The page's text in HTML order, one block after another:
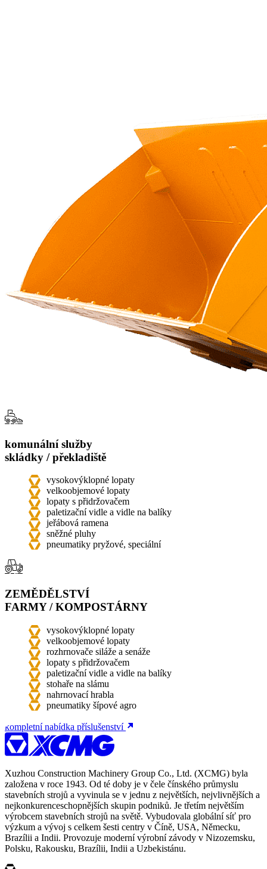
komunální služby
skládky / překladiště
vysokovýklopné lopaty
velkoobjemové lopaty
lopaty s přidržovačem
paletizační vidle a vidle na balíky
jeřábová ramena
sněžné pluhy
pneumatiky pryžové, speciální
ZEMĚDĚLSTVÍ
FARMY / KOMPOSTÁRNY
vysokovýklopné lopaty
velkoobjemové lopaty
rozhrnovače siláže a senáže
lopaty s přidržovačem
paletizační vidle a vidle na balíky
stohaře na slámu
nahrnovací hrabla
pneumatiky šípové agro
kompletní nabídka příslušenství
Xuzhou Construction Machinery Group Co., Ltd. (XCMG) byla
založena v roce 1943. Od té doby je v čele čínského průmyslu
stavebních strojů a vyvinula se v jednu z největších, nejvlivnějších a
nejkonkurenceschopnějších skupin podniků. Je třetím největším
výrobcem stavebních strojů na světě. Vybudovala globální síť pro
výzkum a vývoj s celkem šesti centry v Číně, USA, Německu,
Brazílii a Indii. Provozuje moderní výrobní závody v Nizozemsku,
Polsku, Rakousku, Brazílii, Indii a Uzbekistánu.